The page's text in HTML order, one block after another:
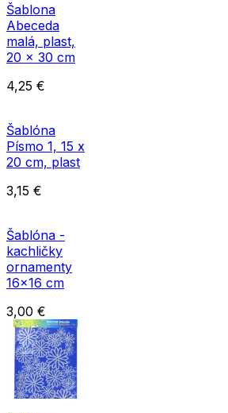
Šablona
Abeceda
malá, plast,
20 x 30 cm
4,25 €
Šablóna
Písmo 1, 15 x
20 cm, plast
3,15 €
Šablóna -
kachličky
ornamenty
16x16 cm
3,00 €